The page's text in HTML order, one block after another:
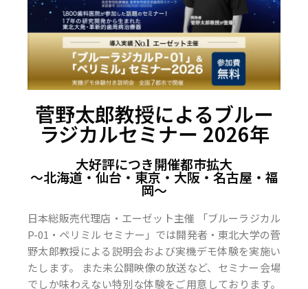
菅野太郎教授によるブルー
ラジカルセミナー 2026年
大好評につき開催都市拡大
〜北海道・仙台・東京・大阪・名古屋・福
岡〜
日本総販売代理店・エーゼット主催 「ブルーラジカル
P-01・ペリミル セミナー」では開発者・東北大学の菅
野太郎教授による説明会および実機デモ体験を実施い
たします。 また未公開映像の放送など、セミナー会場
でしか味わえない特別な体験をご用意しております。